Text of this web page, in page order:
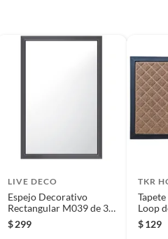
LIVE DECO
Espejo Decorativo
Rectangular M039 de 39
x 59 cm Negro
$ 299
TKR
Loop
$129